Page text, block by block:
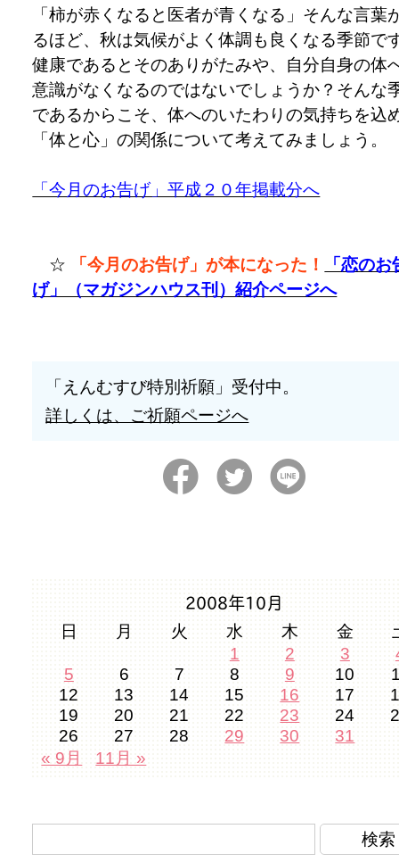
「柿が赤くなると医者が青くなる」そんな言葉
るほど、秋は気候がよく体調も良くなる季節で
健康であるとそのありがたみや、自分自身の体
意識がなくなるのではないでしょうか？そんな
であるからこそ、体へのいたわりの気持ちを込
「体と心」の関係について考えてみましょう。
「今月のお告げ」平成２０年掲載分へ
☆ 「今月のお告げ」が本になった！
「恋のお
げ」（マガジンハウス刊）紹介ページへ
「えんむすび特別祈願」受付中。
詳しくは、ご祈願ページへ
2008年10月
日 月 火 水 木 金
1
2 3
5
6 7 8 9 10
12
13 14 15 16 17
19
20 21 22 23 24
26
27 28 29 30
31
« 9月
11月 »